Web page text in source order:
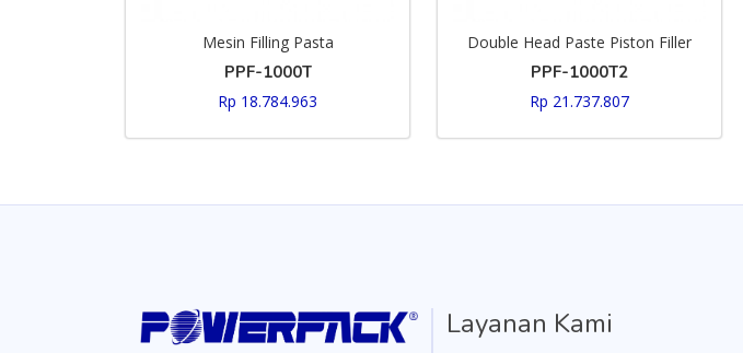
Mesin Filling Pasta
PPF-1000T
Rp 18.784.963
Double Head Paste Piston Filler
PPF-1000T2
Rp 21.737.807
Layanan Kami